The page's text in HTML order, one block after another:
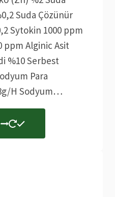
Suda Çözünür
Sytokin 1000 ppm
ppm Alginic Asit
%10 Serbest
Para
H Sodyum…